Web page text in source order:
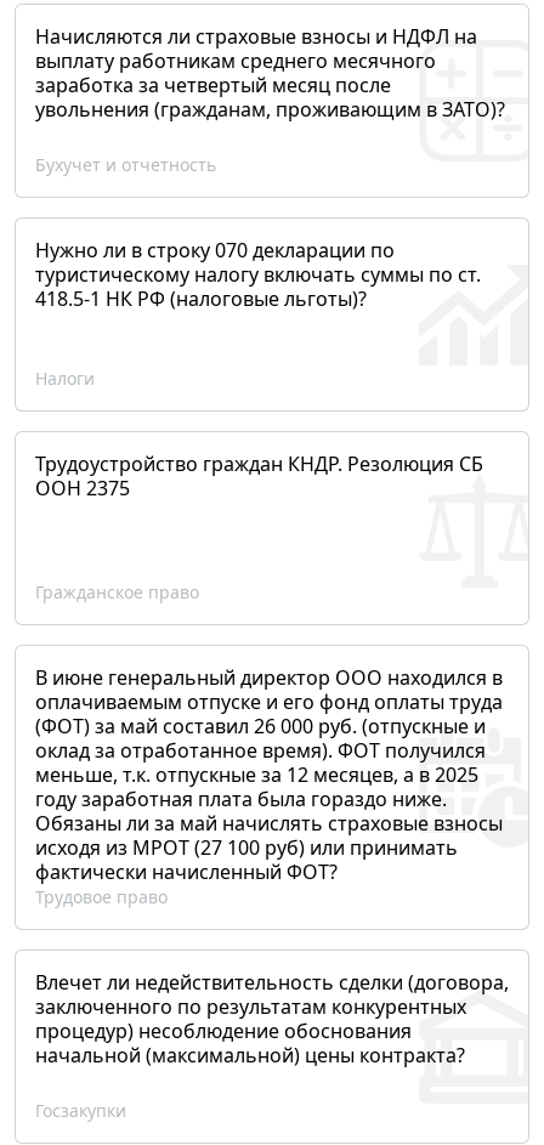
Начисляются ли страховые взносы и НДФЛ на
выплату работникам среднего месячного
заработка за четвертый месяц после
увольнения (гражданам, проживающим в ЗАТО)?
Бухучет и отчетность
Нужно ли в строку 070 декларации по
туристическому налогу включать суммы по ст.
418.5-1 НК РФ (налоговые льготы)?
Налоги
Трудоустройство граждан КНДР. Резолюция СБ
ООН 2375
Гражданское право
В июне генеральный директор ООО находился в
оплачиваемым отпуске и его фонд оплаты труда
(ФОТ) за май составил 26 000 руб. (отпускные и
оклад за отработанное время). ФОТ получился
меньше, т.к. отпускные за 12 месяцев, а в 2025
году заработная плата была гораздо ниже.
Обязаны ли за май начислять страховые взносы
исходя из МРОТ (27 100 руб) или принимать
фактически начисленный ФОТ?
Трудовое право
Влечет ли недействительность сделки (договора,
заключенного по результатам конкурентных
процедур) несоблюдение обоснования
начальной (максимальной) цены контракта?
Госзакупки